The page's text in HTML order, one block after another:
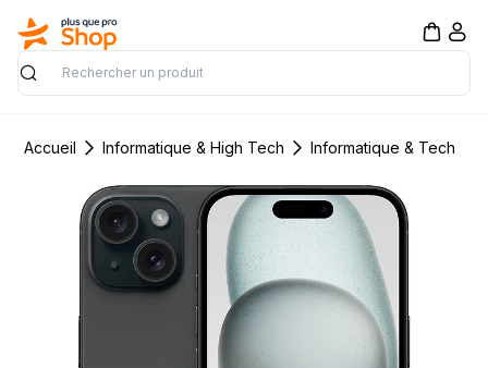
Rechercher
Accueil Informatique & High Tech Informatique & Tech